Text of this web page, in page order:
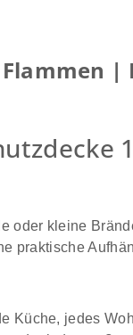
|
oder kleine
praktische
Küche, jedes